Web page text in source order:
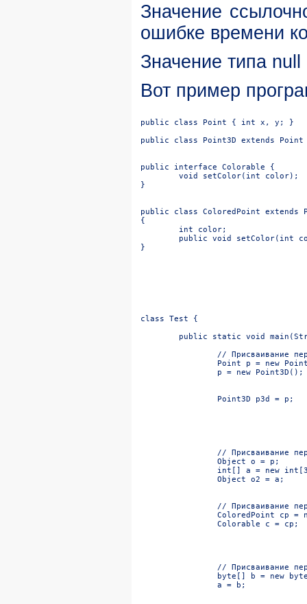
Значение
ошибке времени
Значение типа
Вот пример
public class Point { int x, y; }
public class Point3D extends
}
public class ColoredPoint extends
}